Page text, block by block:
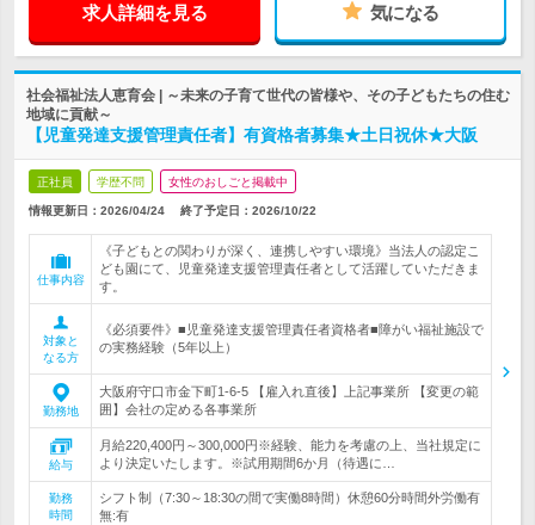
求人詳細を見る 気になる
社会福祉法人恵育会 | ～未来の子育て世代の皆様や、その子どもたちの住む
地域に貢献～
【児童発達支援管理責任者】有資格者募集★土日祝休★大阪
正社員 学歴不問 女性のおしごと掲載中
情報更新日：2026/04/24 終了予定日： 2026/10/22
仕事内容
《子どもとの関わりが深く、連携しやすい環境》当法人の認定こ
ども園にて、児童発達支援管理責任者として活躍していただきま
す。
対象と
なる方
《必須要件》■児童発達支援管理責任者資格者■障がい福祉施設で
の実務経験（5年以上）
勤務地
大阪府守口市金下町1-6-5 【雇入れ直後】上記事業所 【変更の範
囲】会社の定める各事業所
給与
月給220,400円～300,000円※経験、能力を考慮の上、当社規定に
より決定いたします。※試用期間6か月（待遇に…
勤務
時間
シフト制（7:30～18:30の間で実働8時間）休憩60分時間外労働有
無:有